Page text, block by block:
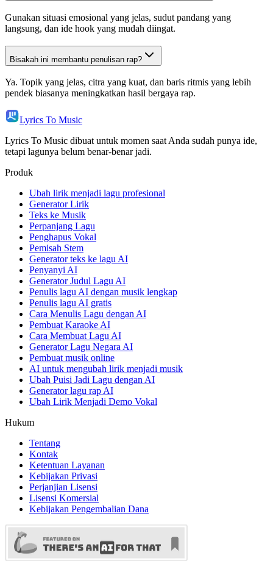
Gunakan situasi emosional yang jelas, sudut pandang yang
langsung, dan ide hook yang mudah diingat.
Bisakah ini membantu penulisan rap?
Ya. Topik yang jelas, citra yang kuat, dan baris ritmis yang lebih
pendek biasanya meningkatkan hasil bergaya rap.
Lyrics To Music
Lyrics To Music dibuat untuk momen saat Anda sudah punya ide,
tetapi lagunya belum benar-benar jadi.
Produk
Ubah lirik menjadi lagu profesional
Generator Lirik
Teks ke Musik
Perpanjang Lagu
Penghapus Vokal
Pemisah Stem
Generator teks ke lagu AI
Penyanyi AI
Generator Judul Lagu AI
Penulis lagu AI dengan musik lengkap
Penulis lagu AI gratis
Cara Menulis Lagu dengan AI
Pembuat Karaoke AI
Cara Membuat Lagu AI
Generator Lagu Negara AI
Pembuat musik online
AI untuk mengubah lirik menjadi musik
Ubah Puisi Jadi Lagu dengan AI
Generator lagu rap AI
Ubah Lirik Menjadi Demo Vokal
Hukum
Tentang
Kontak
Ketentuan Layanan
Kebijakan Privasi
Perjanjian Lisensi
Lisensi Komersial
Kebijakan Pengembalian Dana